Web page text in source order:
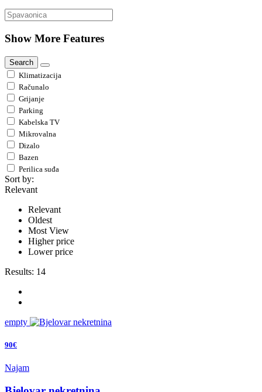
Show More Features
Search
Klimatizacija
Računalo
Grijanje
Parking
Kabelska TV
Mikrovalna
Dizalo
Bazen
Perilica suđa
Sort by:
Relevant
Relevant
Oldest
Most View
Higher price
Lower price
Results: 14
empty
90€
Najam